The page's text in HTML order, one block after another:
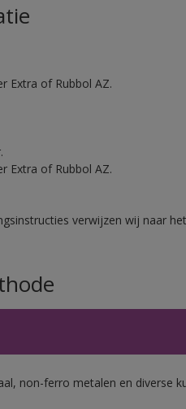
Extra of Rubbol AZ.
Extra of Rubbol AZ.
verwijzen wij naar
non-ferro metalen en diverse